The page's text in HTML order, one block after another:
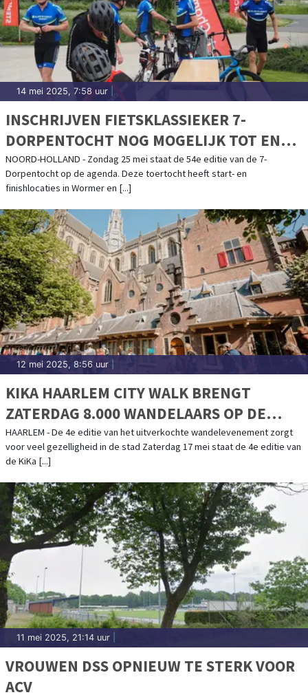
14 mei 2025, 7:58 uur
INSCHRIJVEN FIETSKLASSIEKER 7-
DORPENTOCHT NOG MOGELIJK TOT EN
MET 23 MEI
NOORD-HOLLAND - Zondag 25 mei staat de 54e editie van de 7-
Dorpentocht op de agenda. Deze toertocht heeft start- en
finishlocaties in Wormer en [...]
12 mei 2025, 8:56 uur
KIKA HAARLEM CITY WALK BRENGT
ZATERDAG 8.000 WANDELAARS OP DE
BEEN
HAARLEM - De 4e editie van het uitverkochte wandelevenement zorgt
voor veel gezelligheid in de stad Zaterdag 17 mei staat de 4e editie van
de KiKa [...]
11 mei 2025, 21:14 uur
VROUWEN DSS OPNIEUW TE STERK VOOR
ACV